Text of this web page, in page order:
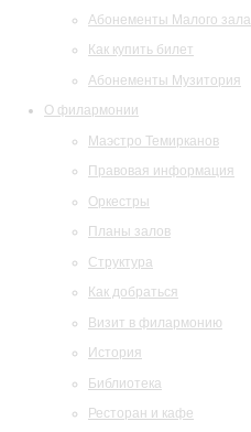
Абонементы Малого зала
Как купить билет
Абонементы Музитория
О филармонии
Маэстро Темирканов
Правовая информация
Оркестры
Планы залов
Структура
Как добраться
Визит в филармонию
История
Библиотека
Ресторан и кафе